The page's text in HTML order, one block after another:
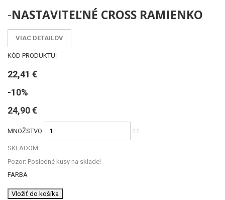
-NASTAVITEĽNÉ CROSS RAMIENKO
VIAC DETAILOV
KÓD PRODUKTU:
22,41 €
-10%
24,90 €
MNOŽSTVO
SKLADOM
Pozor: Posledné kusy na sklade!
FARBA
Vložiť do košíka